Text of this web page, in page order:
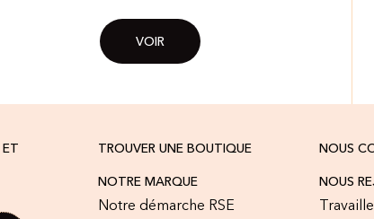
VOIR
ET
TROUVER UNE BOUTIQUE NOUS
NOTRE MARQUE
Notre démarche RSE
NOUS